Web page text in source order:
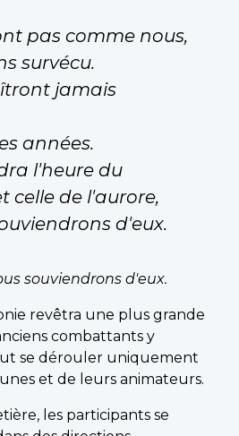
pas comme nous,
survécu.
jamais
années.
l'heure du
celle de l'aurore,
d'eux.
souviendrons d'eux.
revêtra une plus grande
combattants y
se dérouler uniquement
et de leurs animateurs.
les participants se